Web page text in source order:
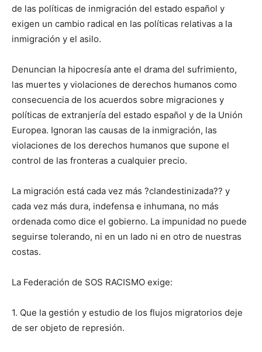
de las políticas de inmigración del estado español y
exigen un cambio radical en las políticas relativas a la
inmigración y el asilo.
Denuncian la hipocresía ante el drama del sufrimiento,
las muertes y violaciones de derechos humanos como
consecuencia de los acuerdos sobre migraciones y
políticas de extranjería del estado español y de la Unión
Europea. Ignoran las causas de la inmigración, las
violaciones de los derechos humanos que supone el
control de las fronteras a cualquier precio.
La migración está cada vez más ?clandestinizada?? y
cada vez más dura, indefensa e inhumana, no más
ordenada como dice el gobierno. La impunidad no puede
seguirse tolerando, ni en un lado ni en otro de nuestras
costas.
La Federación de SOS RACISMO exige:
1. Que la gestión y estudio de los flujos migratorios deje
de ser objeto de represión.